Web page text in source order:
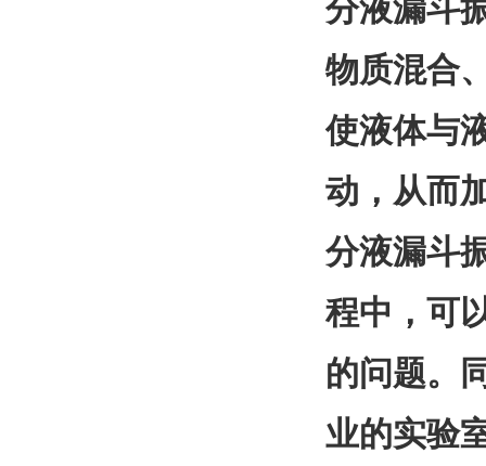
分液漏斗
物质混合
使液体与
动，从而
分液漏斗
程中，可
的问题。
业的实验